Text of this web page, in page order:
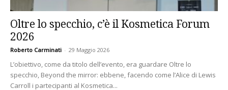
Oltre lo specchio, c’è il Kosmetica Forum
2026
Roberto Carminati - 29 Maggio 2026
L’obiettivo, come da titolo dell’evento, era guardare Oltre lo
specchio, Beyond the mirror: ebbene, facendo come l’Alice di Lewis
Carroll i partecipanti al Kosmetica...